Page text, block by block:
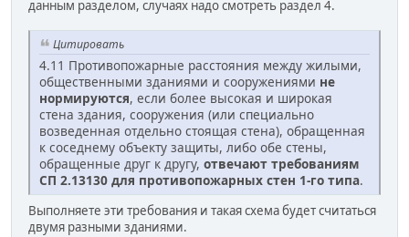
данным разделом, случаях надо смотреть раздел 4.
Цитировать
4.11 Противопожарные расстояния между жилыми,
общественными зданиями и сооружениями не
нормируются, если более высокая и широкая
стена здания, сооружения (или специально
возведенная отдельно стоящая стена), обращенная
к соседнему объекту защиты, либо обе стены,
обращенные друг к другу, отвечают требованиям
СП 2.13130 для противопожарных стен 1-го типа.
Выполняете эти требования и такая схема будет считаться
двумя разными зданиями.